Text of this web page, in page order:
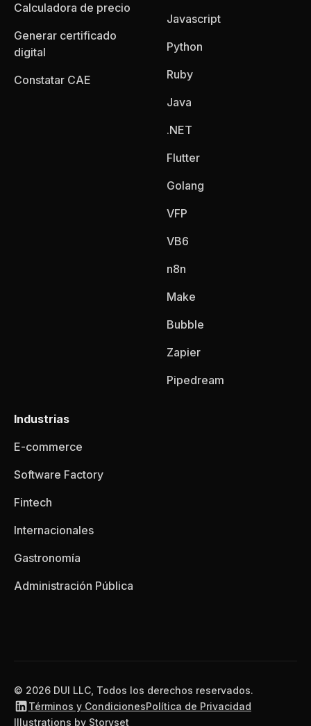
Calculadora de precio
Generar certificado
digital
Constatar CAE
Javascript
Python
Ruby
Java
.NET
Flutter
Golang
VFP
VB6
n8n
Make
Bubble
Zapier
Pipedream
Industrias
E-commerce
Software Factory
Fintech
Internacionales
Gastronomía
Administración Pública
© 2026 DUI LLC, Todos los derechos reservados.
Términos y CondicionesPolítica de Privacidad
Illustrations by Storyset